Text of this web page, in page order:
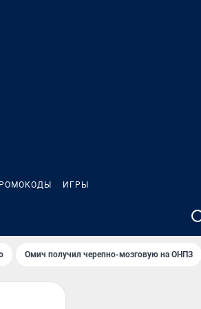
ИГРЫ
Омич получил черепно-мозговую на ОНПЗ